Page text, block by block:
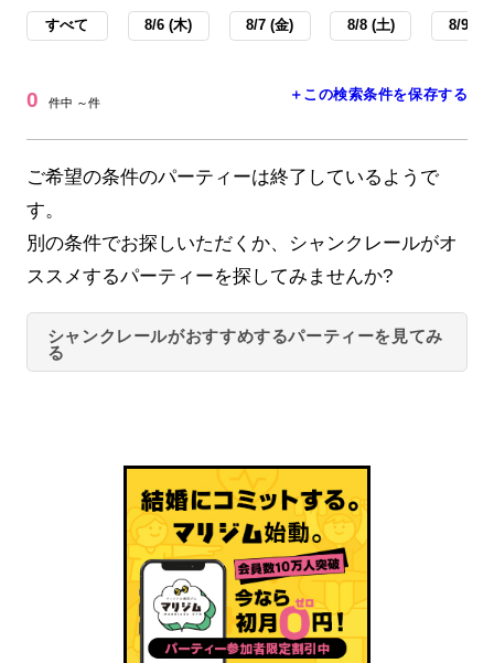
すべて 8/6 (木) 8/7 (金) 8/8 (土) 8/9 (日
0 件中 ～件 ＋この検索条件を保存する
ご希望の条件のパーティーは終了しているようで
す。
別の条件でお探しいただくか、シャンクレールがオ
ススメするパーティーを探してみませんか?
シャンクレールがおすすめするパーティーを見てみ
る